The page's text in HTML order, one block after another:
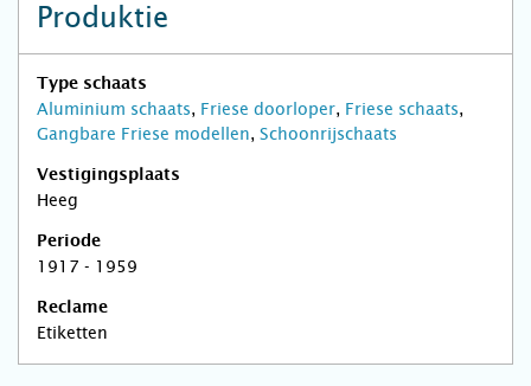
Produktie
Type schaats
Aluminium schaats, Friese doorloper, Friese schaats,
Gangbare Friese modellen, Schoonrijschaats
Vestigingsplaats
Heeg
Periode
1917 - 1959
Reclame
Etiketten